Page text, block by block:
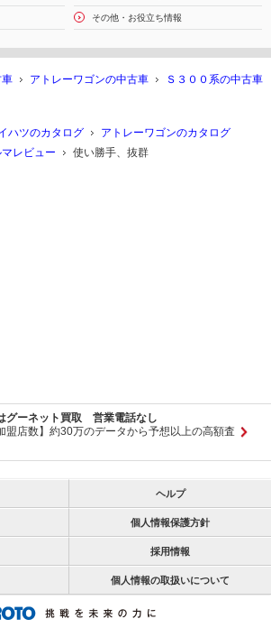
その他・お役立ち情報
車 アトレーワゴンの中古車
Ｓ３００系の中古車
ハツのカタログ
アトレーワゴンのカタログ
レビュー
使い勝手、抜群
グーネット買取 営業電話なし
盟店数】約30万のデータから予想以上の高額査
ヘルプ
個人情報保護方針
採用情報
個人情報の取扱いについて